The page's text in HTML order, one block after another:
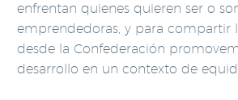
enfrentan quienes quieren ser o
emprendedoras, y para compartir
desde la Confederación
desarrollo en un contexto de